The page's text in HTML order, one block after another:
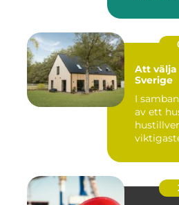
Att
Sverige
I
av ett